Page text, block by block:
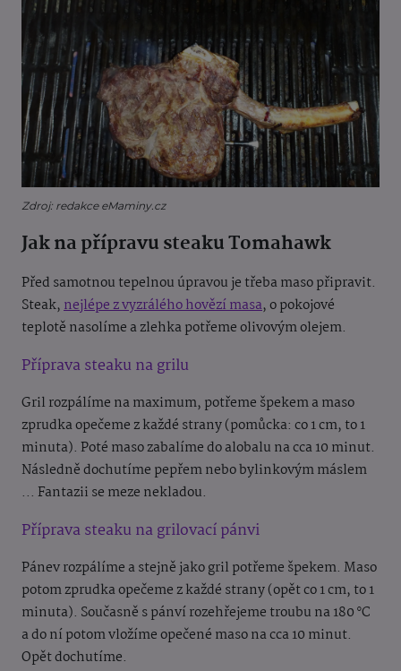
Zdroj: redakce eMaminy.cz
Jak na přípravu steaku Tomahawk
Před samotnou tepelnou úpravou je třeba maso připravit.
Steak,nejlépe z vyzrálého hovězí masa, o pokojové
teplotě nasolíme a zlehka potřeme olivovým olejem.
Příprava steaku na grilu
Gril rozpálíme na maximum, potřeme špekem a maso
zprudka opečeme z každé strany (pomůcka: co 1 cm, to 1
minuta). Poté maso zabalíme do alobalu na cca 10 minut.
Následně dochutíme pepřem nebo bylinkovým máslem
... Fantazii se meze nekladou.
Příprava steaku na grilovací pánvi
Pánev rozpálíme a stejně jako gril potřeme špekem. Maso
potom zprudka opečeme z každé strany (opět co 1 cm, to 1
minuta). Současně s pánví rozehřejeme troubu na 180 °C
a do ní potom vložíme opečené maso na cca 10 minut.
Opět dochutíme.